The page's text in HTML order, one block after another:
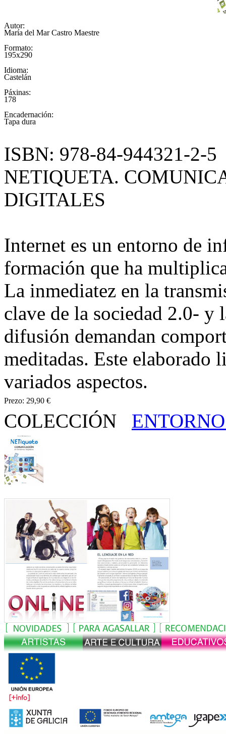
Autor:
María del Mar Castro Maestre
Formato:
195x290
Idioma:
Castelán
Páxinas:
178
Encadernación:
Tapa dura
ISBN: 978-84-944321-2-5
NETIQUETA.
DIGITALES
Internet es un entorno de
formación que ha
La inmediatez en la
clave de la sociedad 2.0-
difusión demandan
meditadas. Este elaborado
variados aspectos.
Prezo: 29,90 €
COLECCIÓN